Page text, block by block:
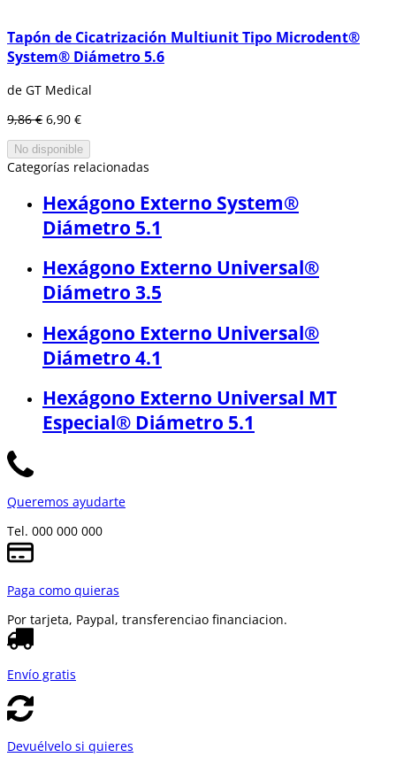
Tapón de Cicatrización Multiunit Tipo Microdent®
System® Diámetro 5.6
de GT Medical
9,86 € 6,90 €
No disponible
Categorías relacionadas
Hexágono Externo System®
Diámetro 5.1
Hexágono Externo Universal®
Diámetro 3.5
Hexágono Externo Universal®
Diámetro 4.1
Hexágono Externo Universal MT
Especial® Diámetro 5.1
Queremos ayudarte
Tel. 000 000 000
Paga como quieras
Por tarjeta, Paypal, transferenciao financiacion.
Envío gratis
Devuélvelo si quieres